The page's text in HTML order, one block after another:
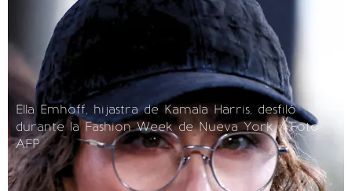
Ella Emhoff, hijastra de Kamala Harris, desfiló
durante la Fashion Week de Nueva York / Foto:
AFP